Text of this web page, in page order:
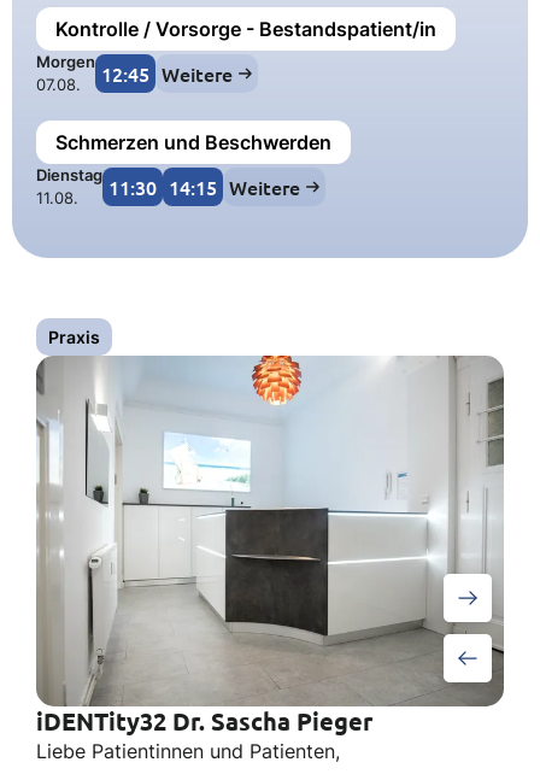
Kontrolle / Vorsorge - Bestandspatient/in
Morgen
07.08.
12:45 Weitere
Schmerzen und Beschwerden
Dienstag
11.08.
11:30 14:15 Weitere
Praxis
iDENTity32 Dr. Sascha Pieger
Liebe Patientinnen und Patienten,